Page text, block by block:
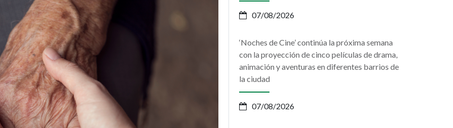
07/08/2026
‘Noches de Cine’ continúa la próxima semana
con la proyección de cinco películas de drama,
animación y aventuras en diferentes barrios de
la ciudad
07/08/2026